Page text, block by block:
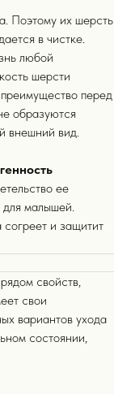
Поэтому их шерсть
в чистке.
любой
шерсти
перед
образуются
внешний вид.
ее
для малышей.
и защитит
свойств,
свои
вариантов ухода
состоянии,